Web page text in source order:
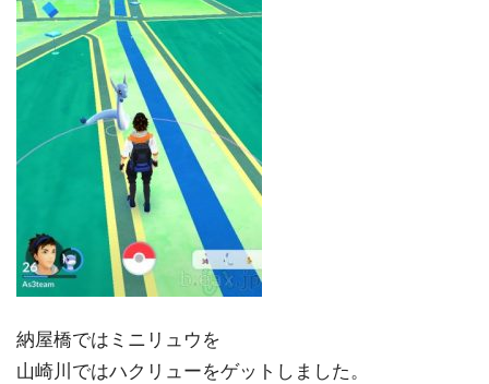
納屋橋ではミニリュウを
山崎川ではハクリューをゲットしました。